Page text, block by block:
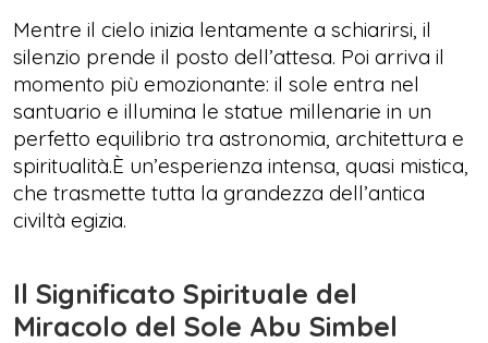
Mentre il cielo inizia lentamente a schiarirsi, il
silenzio prende il posto dell’attesa. Poi arriva il
momento più emozionante: il sole entra nel
santuario e illumina le statue millenarie in un
perfetto equilibrio tra astronomia, architettura e
spiritualità.È un’esperienza intensa, quasi mistica,
che trasmette tutta la grandezza dell’antica
civiltà egizia.
Il Significato Spirituale del
Miracolo del Sole Abu Simbel